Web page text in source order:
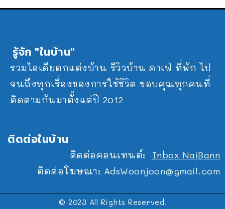
รู้จัก "ในบ้าน"
รวมไอเดียตกแต่งบ้าน รีวิวบ้าน คาเฟ่ ที่พัก ไป
จนถึงทุกเรื่องของการใช้ชีวิต ขอบคุณทุกคนที่
ติดตามกันมาตั้งแต่ปี 2012
ติดต่อในบ้าน
ติดต่อคอนเทนต์: Inbox NaiBann
ติดต่อโฆษณา: AdsWoonjoon@gmail.com
© 2023 All Rights Reserved.